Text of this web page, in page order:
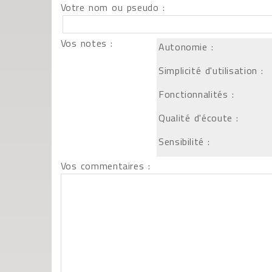
Votre nom ou pseudo :
Vos notes : Autonomie :
Simplicité d'utilisation :
Fonctionnalités :
Qualité d'écoute :
Sensibilité :
Vos commentaires :